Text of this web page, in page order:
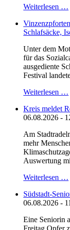
Weiterlesen …
Schlafsäcke,
Unter dem
für das
ausgediente
Festival
Weiterlesen …
Kreis meldet
06.08.2026 -
Am
mehr
Auswertung
Weiterlesen …
Südstadt-
06.08.2026 -
Eine Seniorin